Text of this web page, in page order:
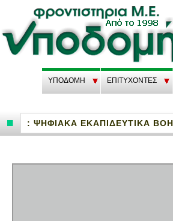
ΥΠΟΔΟΜΗ EΠΙΤΥΧΟΝΤΕΣ
: ΨΗΦΙΑΚΑ ΕΚΑΠΙΔΕΥΤΙΚΑ